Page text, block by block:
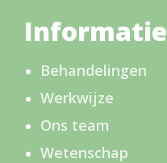
Informatie
Behandelingen
Werkwijze
Ons team
Wetenschap